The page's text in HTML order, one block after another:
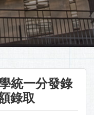
統一分發錄
錄取